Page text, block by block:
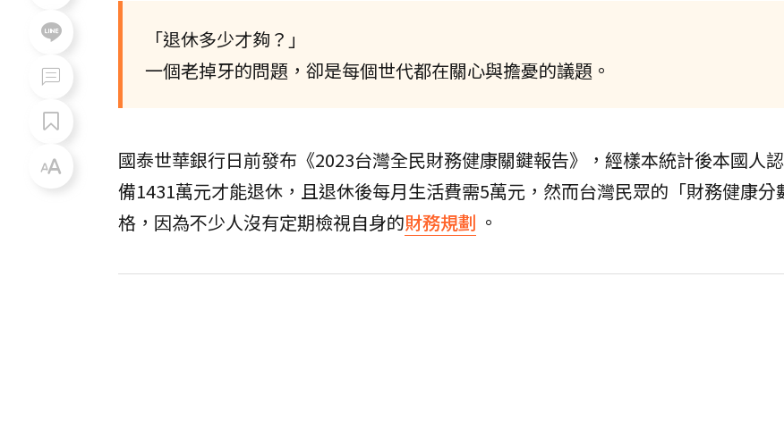
「退休多少才夠？」
一個老掉牙的問題，卻是每個世代都在關心與擔憂的議題。
國泰世華銀行日前發布《2023台灣全民財務健康關鍵報告》，經樣本統計後本國人
備1431萬元才能退休，且退休後每月生活費需5萬元，然而台灣民眾的「財務健康分
格，因為不少人沒有定期檢視自身的財務規劃 。